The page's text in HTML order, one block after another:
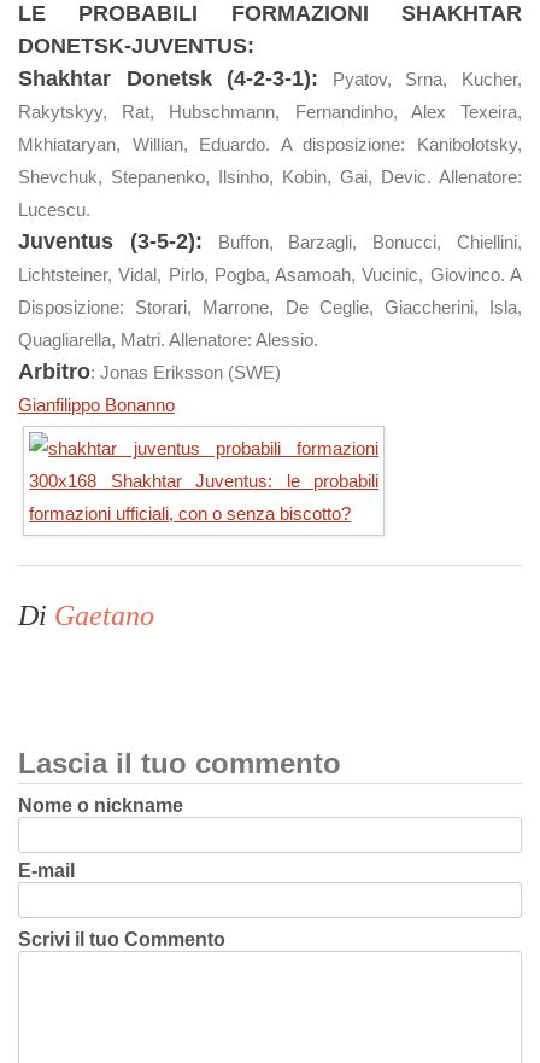
LE PROBABILI FORMAZIONI SHAKHTAR
DONETSK-JUVENTUS:
Shakhtar Donetsk (4-2-3-1): Pyatov, Srna, Kucher,
Rakytskyy, Rat, Hubschmann, Fernandinho, Alex Texeira,
Mkhiataryan, Willian, Eduardo. A disposizione: Kanibolotsky,
Shevchuk, Stepanenko, Ilsinho, Kobin, Gai, Devic. Allenatore:
Lucescu.
Juventus (3-5-2): Buffon, Barzagli, Bonucci, Chiellini,
Lichtsteiner, Vidal, Pirlo, Pogba, Asamoah, Vucinic, Giovinco. A
Disposizione: Storari, Marrone, De Ceglie, Giaccherini, Isla,
Quagliarella, Matri. Allenatore: Alessio.
Arbitro: Jonas Eriksson (SWE)
Gianfilippo Bonanno
Di Gaetano
Lascia il tuo commento
Nome o nickname
E-mail
Scrivi il tuo Commento